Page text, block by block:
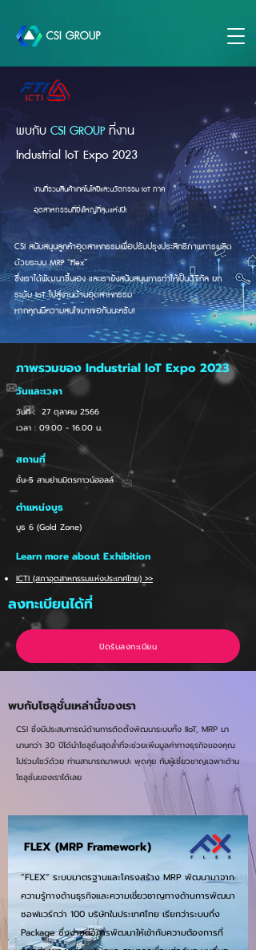
พบกับCSI GROUPที่งาน
Industrial IoT Expo 2023
งานที่รวมสินค้าเทคโนโลยีและนวัตกรรม IoT ภาค
อุตสาหกรรมที่ยิ่งใหญ่ที่สุดแห่งปี!
CSI สนับสนุนลูกค้าอุตสาหกรรมเพื่อปรับปรุงประสิทธิภาพการผลิต
ด้วยระบบ MRP “Flex”
ซึ่งเราได้พัฒนาขึ้นเอง และเรายังสนับสนุนการทำให้เป็นดิจิทัล ยก
ระดับ IoT ไปสู่งานด้านอุตสาหกรรม
หากคุณมีความสนใจมาเจอกันนะครับ!
ภาพรวมของ Industrial IoT Expo 2023
วันและเวลา
วันที่： 27 ตุลาคม 2566
เวลา : 09.00 - 16.00 น.
สถานที่
ชั้น 5 สามย่านมิตรทาวน์ฮอลล์
ตำแหน่งบูธ
บูธ 6 (Gold Zone)
Learn more about Exhibition
ICTI (สภาอุตสาหกรรมแห่งประเทศไทย) >>
ลงทะเบียนได้ที่
ปิดรับลงทะเบียน
พบกับโซลูชั่นเหล่านี้ของเรา
CSI ซึ่งมีประสบการณ์ด้านการติดตั้งพัฒนาระบบทั้ง IIoT, MRP มา
นานกว่า 30 ปีได้นำโซลูชั่นสุดล้ำที่จะช่วยเพิ่มมูลค่าทางธุรกิจของคุณ
ไปร่วมโชว์ด้วย ท่านสามารถมาพบปะ พุดคุย กับผู้เชี่ยวชาญเฉพาะด้าน
โซลูชั่นของเราได้เลย
FLEX (MRP Framework)
“FLEX” ระบบมาตรฐานและโครงสร้าง MRP พัฒนามาจาก
ความรู้ทางด้านธุรกิจและความเชี่ยวชาญทางด้านการพัฒนา
ซอฟแวร์กว่า 100 บริษัทในประเทศไทย เรียกว่าระบบกึ่ง
Package ซึ่งง่ายต่อการพัฒนาให้เข้ากับความต้องการที่